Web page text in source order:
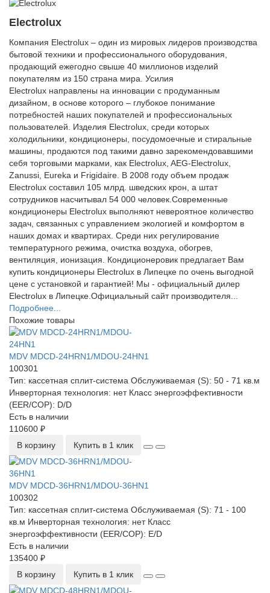
Electrolux
Компания Electrolux – один из мировых лидеров производства
бытовой техники и профессионального оборудования,
продающий ежегодно свыше 40 миллионов изделий
покупателям из 150 страна мира. Усилия
Electrolux направлены на инновации с продуманным
дизайном, в основе которого – глубокое понимание
потребностей наших покупателей и профессиональных
пользователей. Изделия Electrolux, среди которых
холодильники, кондиционеры, посудомоечные и стиральные
машины, продаются под такими давно зарекомендовавшими
себя торговыми марками, как Electrolux, AEG-Electrolux,
Zanussi, Eureka и Frigidaire. В 2008 году объем продаж
Electrolux составил 105 млрд. шведских крон, а штат
сотрудников насчитывал 54 000 человек.Современные
кондиционеры Electrolux выполняют невероятное количество
задач, связанных с управлением экологией и комфортом в
наших домах и квартирах. Среди них регулирование
температурного режима, очистка воздуха, обогрев,
вентиляция, ионизация. Кондиционеровик предлагает Вам
купить кондиционеры Electrolux в Липецке по очень выгодной
цене с установкой и гарантией! Мы - официальный дилер
Electrolux в Липецке.Официальный сайт производителя...
Подробнее...
Похожие товары
MDV MDCD-24HRN1/MDOU-24HN1
100301
Тип: кассетная сплит-система Обслуживаемая (S): 50 - 71 кв.м
Инверторная технология: нетКласс энергоэффективности
(EER/COP): D/D
Есть в наличии
110600 ₽
В корзину
Купить в 1 клик
MDV MDCD-36HRN1/MDOU-36HN1
100302
Тип: кассетная сплит-система Обслуживаемая (S): 71 - 100
кв.м Инверторная технология: нетКласс
энергоэффективности (EER/COP): E/D
Есть в наличии
135400 ₽
В корзину
Купить в 1 клик